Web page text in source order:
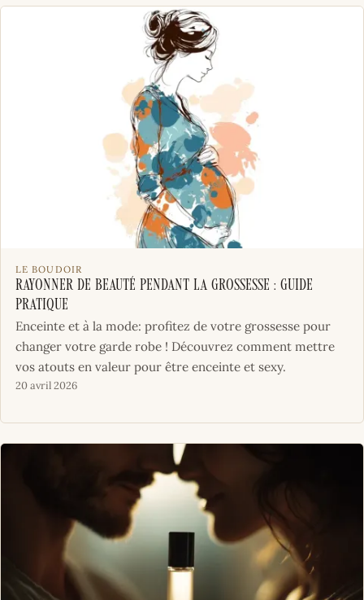
LE BOUDOIR
Rayonner de beauté pendant la grossesse : guide
pratique
Enceinte et à la mode: profitez de votre grossesse pour
changer votre garde robe ! Découvrez comment mettre
vos atouts en valeur pour être enceinte et sexy.
20 avril 2026